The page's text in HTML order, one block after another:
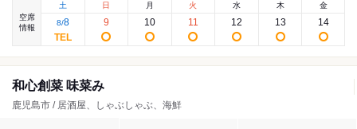
空席
情報
土
8/8
日
9
月
10
火
11
水
12
木
13
金
14
和心創菜 味菜み
鹿児島市 / 居酒屋、しゃぶしゃぶ、海鮮